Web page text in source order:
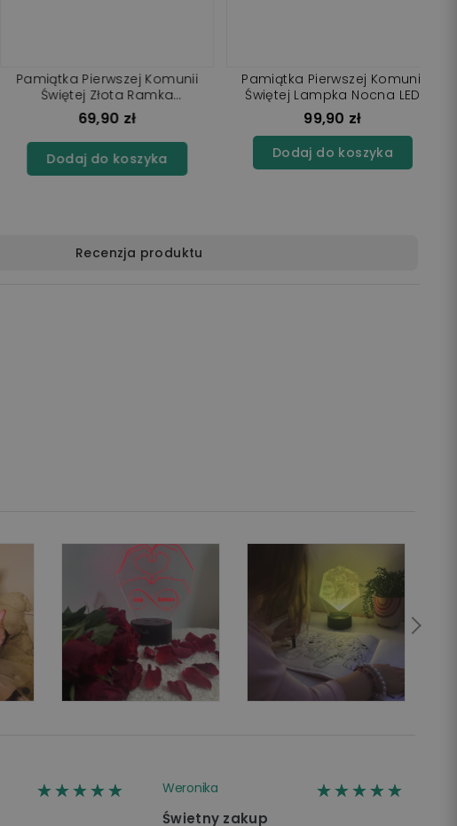
Pamiątka Pierwszej Komunii
Świętej Lampka Nocna LED
99,90 zł
Dodaj do koszyka
Lampka LED 3D Plexido Prezent
na Komunię Świętą
99,90 zł
Dodaj do koszyka
Recenzja produktu
☆☆☆☆☆
★★★★★ Weronika ☆☆☆☆☆
★★★★★
Świetny zakup